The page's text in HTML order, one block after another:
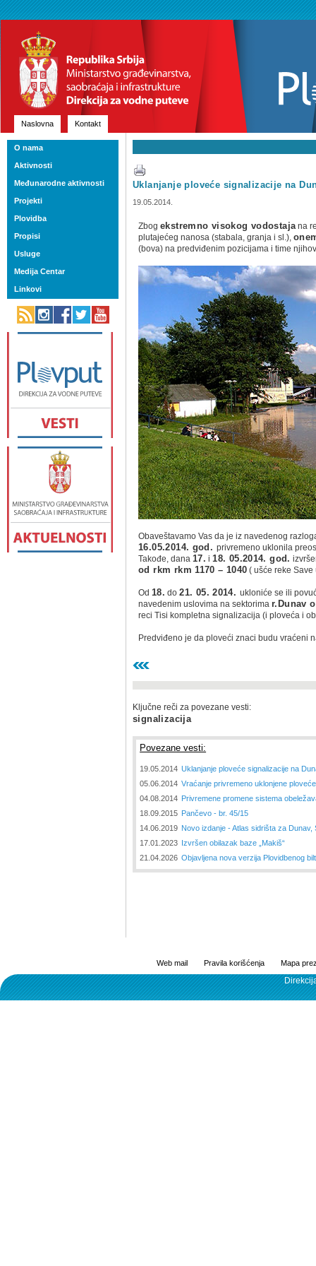
Naslovna Kontakt
Uklanjanje ploveće signalizacije na
19.05.2014.
Zbogekstremno visokog vodostajana
plutajećeg nanosa (stabala, granja i sl.),
(bova) na predviđenim pozicijama i time
Obaveštavamo Vas da je iz navedenog
16.05.2014. god. privremeno uklonila
Takođe, dana17. i18. 05.2014. god.
od rkm rkm 1170 – 1040 ( ušće reke
Od18. do21. 05. 2014. ukloniće se ili
navedenim uslovima na sektorimar.Dunav
reci Tisi kompletna signalizacija (i ploveća i
Predviđeno je da ploveći znaci budu vraćeni
Ključne reči za povezane vesti:
signalizacija
Povezane vesti:
19.05.2014 Uklanjanje ploveće signalizacije na
05.06.2014 Vraćanje privremeno uklonjene
04.08.2014 Privremene promene sistema
18.09.2015 Pančevo - br. 45/15
14.06.2019 Novo izdanje - Atlas sidrišta za Dunav,
17.01.2023 Izvršen obilazak baze „Makiš“
21.04.2026 Objavlјena nova verzija Plovidbenog
O nama
Aktivnosti
Međunarodne aktivnosti
Projekti
Plovidba
Propisi
Usluge
Medija Centar
Linkovi
Web mail Pravila korišćenja Mapa